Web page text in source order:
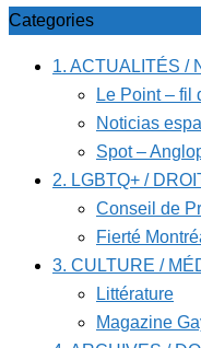
Categories
1. ACTUALITÉS /
Le Point – fil
Noticias
Spot –
2. LGBTQ+ /
Conseil de
Fierté
3. CULTURE /
Littérature
Magazine